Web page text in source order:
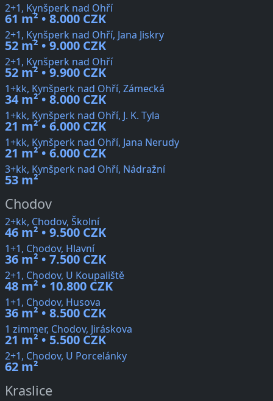
2+1, Kynšperk nad Ohří
61 m² • 8.000 CZK
2+1, Kynšperk nad Ohří, Jana Jiskry
52 m² • 9.000 CZK
2+1, Kynšperk nad Ohří
52 m² • 9.900 CZK
1+kk, Kynšperk nad Ohří, Zámecká
34 m² • 8.000 CZK
1+kk, Kynšperk nad Ohří, J. K. Tyla
21 m² • 6.000 CZK
1+kk, Kynšperk nad Ohří, Jana Nerudy
21 m² • 6.000 CZK
3+kk, Kynšperk nad Ohří, Nádražní
53 m²
Chodov
2+kk, Chodov, Školní
46 m² • 9.500 CZK
1+1, Chodov, Hlavní
36 m² • 7.500 CZK
2+1, Chodov, U Koupaliště
48 m² • 10.800 CZK
1+1, Chodov, Husova
36 m² • 8.500 CZK
1 zimmer, Chodov, Jiráskova
21 m² • 5.500 CZK
2+1, Chodov, U Porcelánky
62 m²
Kraslice